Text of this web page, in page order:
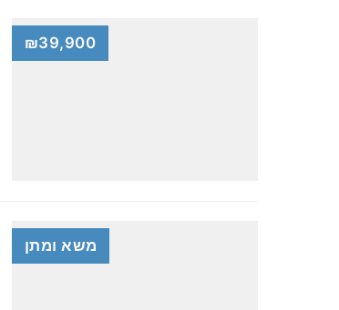
₪39,900
משא ומתן